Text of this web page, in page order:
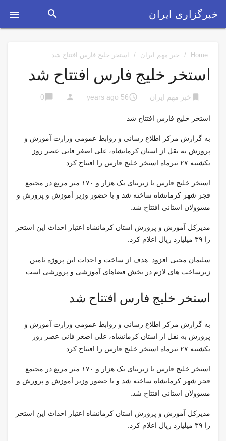
 خبرگزاری ایران search
Home
/ خبر مهم ایران / استخر خلیج فارس افتتاح شد
استخر خلیج فارس افتتاح شد
bookmark خبر مهم ایران access_time
56 years ago
person
chat_bubble
0
استخر خلیج فارس افتتاح شد
به گزارش مركز اطلاع رساني و روابط عمومي وزارت آموزش و
پرورش به نقل از استان کرمانشاه، علی اصغر فانی عصر روز
یکشنبه ۲۷ تیرماه استخر خلیج فارس را افتتاح کرد.
استخر خلیج فارس با زیربنای یک هزار و ۱۷۰ متر مربع در مجتمع
فجر شهر کرمانشاه ساخته شد و با حضور وزیر آموزش و پرورش و
مسوولان استانی افتتاح شد.
مدیرکل آموزش و پرورش استان کرمانشاه اعتبار احداث این استخر
را ۳۹ میلیارد ریال اعلام کرد.
سلیمان محبی افزود: هدف از ساخت و احداث این پروژه تامین
زیرساخت های لازم در بخش فضاهای آموزشی و پرورشی است.
استخر خلیج فارس افتتاح شد
به گزارش مركز اطلاع رساني و روابط عمومي وزارت آموزش و
پرورش به نقل از استان کرمانشاه، علی اصغر فانی عصر روز
یکشنبه ۲۷ تیرماه استخر خلیج فارس را افتتاح کرد.
استخر خلیج فارس با زیربنای یک هزار و ۱۷۰ متر مربع در مجتمع
فجر شهر کرمانشاه ساخته شد و با حضور وزیر آموزش و پرورش و
مسوولان استانی افتتاح شد.
مدیرکل آموزش و پرورش استان کرمانشاه اعتبار احداث این استخر
را ۳۹ میلیارد ریال اعلام کرد.